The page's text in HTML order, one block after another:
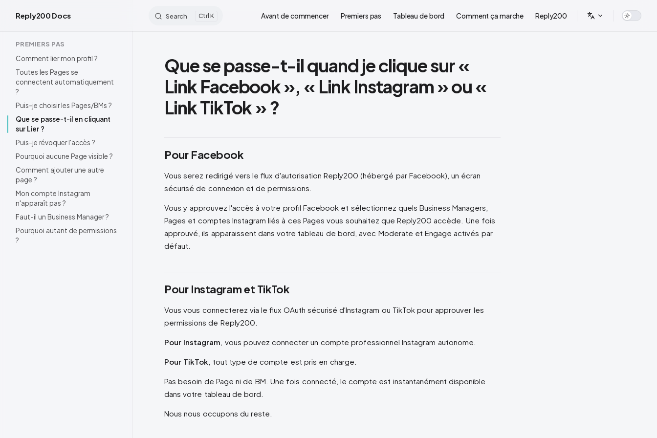
Skip to content
Reply200 Docs Search K Avant de commencer Premiers pas Tableau de bord Comment ça marche Reply200
PREMIERS PAS
Comment lier mon profil ?
Toutes les Pages se
connectent automatiquement
?
Puis-je choisir les Pages/BMs ?
Que se passe-t-il en cliquant
sur Lier ?
Puis-je révoquer l'accès ?
Pourquoi aucune Page visible ?
Comment ajouter une autre
page ?
Mon compte Instagram
n'apparaît pas ?
Faut-il un Business Manager ?
Pourquoi autant de permissions
?
Que se passe-t-il quand je clique sur «
Link Facebook », « Link Instagram » ou «
Link TikTok » ?
Pour Facebook
Vous serez redirigé vers le flux d'autorisation Reply200 (hébergé par Facebook), un écran
sécurisé de connexion et de permissions.
Vous y approuvez l'accès à votre profil Facebook et sélectionnez quels Business Managers,
Pages et comptes Instagram liés à ces Pages vous souhaitez que Reply200 accède. Une fois
approuvé, ils apparaissent dans votre tableau de bord, avec Moderate et Engage activés par
défaut.
Pour Instagram et TikTok
Vous vous connecterez via le flux OAuth sécurisé d'Instagram ou TikTok pour approuver les
permissions de Reply200.
Pour Instagram , vous pouvez connecter un compte professionnel Instagram autonome.
Pour TikTok , tout type de compte est pris en charge.
Pas besoin de Page ni de BM. Une fois connecté, le compte est instantanément disponible
dans votre tableau de bord.
Nous nous occupons du reste.